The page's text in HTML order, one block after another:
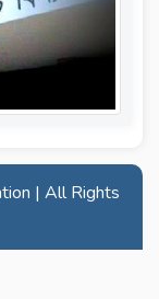
| All Rights